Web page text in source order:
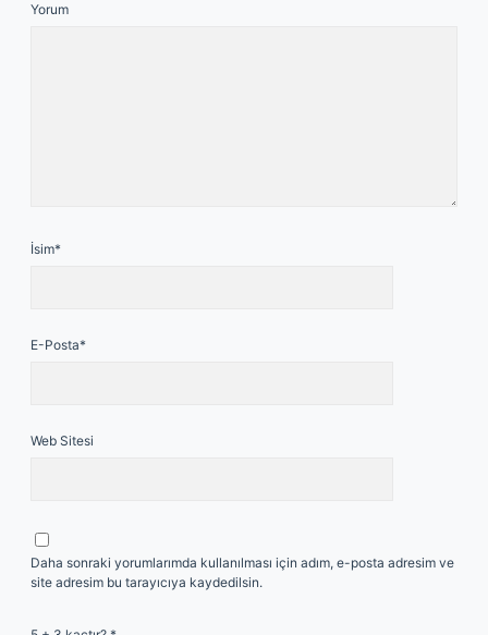
Yorum
İsim*
E-Posta*
Web Sitesi
Daha sonraki yorumlarımda kullanılması için adım, e-posta adresim ve
site adresim bu tarayıcıya kaydedilsin.